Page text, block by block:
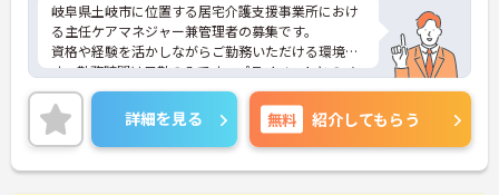
岐阜県土岐市に位置する居宅介護支援事業所におけ
る主任ケアマネジャー兼管理者の募集です。
資格や経験を活かしながらご勤務いただける環境で
す。勤務時間は日勤のみです。プライベートとのメ
リハリのある働き方が可能です。
ご興味のある方には、面接対策ポイントなど、さら
に詳細をご案内しますのでお気軽にご相談くださ
い！
詳細を見る 無料 紹介してもらう